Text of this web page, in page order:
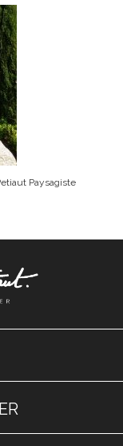
Paysagiste